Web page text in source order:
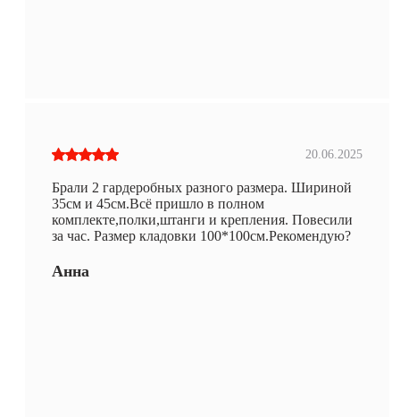
20.06.2025
Брали 2 гардеробных разного размера. Шириной
35см и 45см.Всё пришло в полном
комплекте,полки,штанги и крепления. Повесили
за час. Размер кладовки 100*100см.Рекомендую?
Анна